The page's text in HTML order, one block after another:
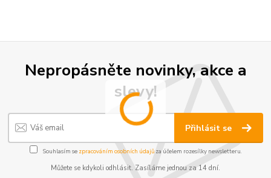
Nepropásněte novinky, akce a
slevy!
Přihlásit se
Souhlasím se zpracováním osobních údajůza účelem rozesílky newsletteru.
Můžete se kdykoli odhlásit. Zasíláme jednou za 14 dní.